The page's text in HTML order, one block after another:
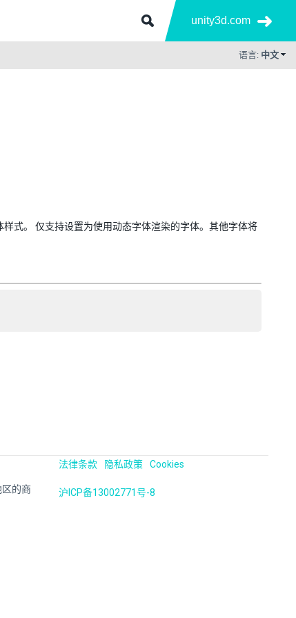
unity3d.com
语言: 中文
式。 仅支持设置为使用动态字体渲染的字体。其他字体将
区的商
法律条款 隐私政策 Cookies
沪ICP备13002771号-8